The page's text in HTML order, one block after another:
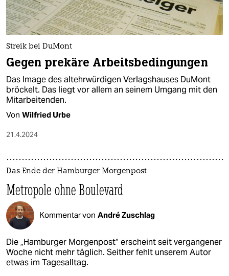
Streik bei DuMont
Gegen prekäre Arbeitsbedingungen
Das Image des altehrwürdigen Verlagshauses DuMont
bröckelt. Das liegt vor allem an seinem Umgang mit den
Mitarbeitenden.
Von Wilfried Urbe
21.4.2024
Das Ende der Hamburger Morgenpost
Metropole ohne Boulevard
Kommentar von André Zuschlag
Die „Hamburger Morgenpost“ erscheint seit vergangener
Woche nicht mehr täglich. Seither fehlt unserem Autor
etwas im Tagesalltag.